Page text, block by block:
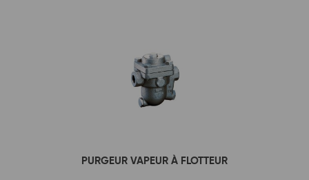
PURGEUR VAPEUR À FLOTTEUR